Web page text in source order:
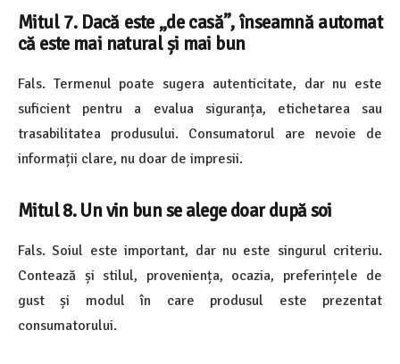
Mitul 7. Dacă este „de casă”, înseamnă automat
că este mai natural și mai bun
Fals. Termenul poate sugera autenticitate, dar nu este
suficient pentru a evalua siguranța, etichetarea sau
trasabilitatea produsului. Consumatorul are nevoie de
informații clare, nu doar de impresii.
Mitul 8. Un vin bun se alege doar după soi
Fals. Soiul este important, dar nu este singurul criteriu.
Contează și stilul, proveniența, ocazia, preferințele de
gust și modul în care produsul este prezentat
consumatorului.